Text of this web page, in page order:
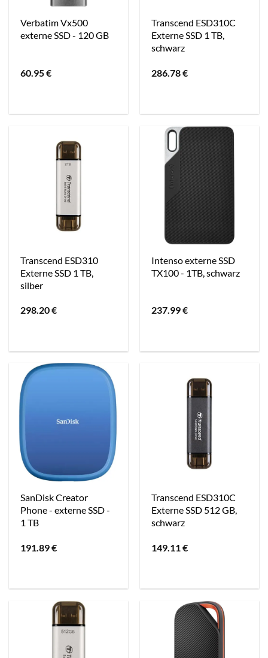
Verbatim Vx500
externe SSD - 120 GB
60.95€
Transcend ESD310C
Externe SSD 1 TB,
schwarz
286.78€
Transcend ESD310
Externe SSD 1 TB,
silber
298.20€
Intenso externe SSD
TX100 - 1TB, schwarz
237.99€
SanDisk Creator
Phone - externe SSD -
1 TB
191.89€
Transcend ESD310C
Externe SSD 512 GB,
schwarz
149.11€